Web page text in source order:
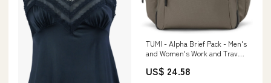
TUMI - Alpha Brief Pack - Men's
and Women's Work and Travel
Adjustable Strap - Fits Up to
US$ 24.58